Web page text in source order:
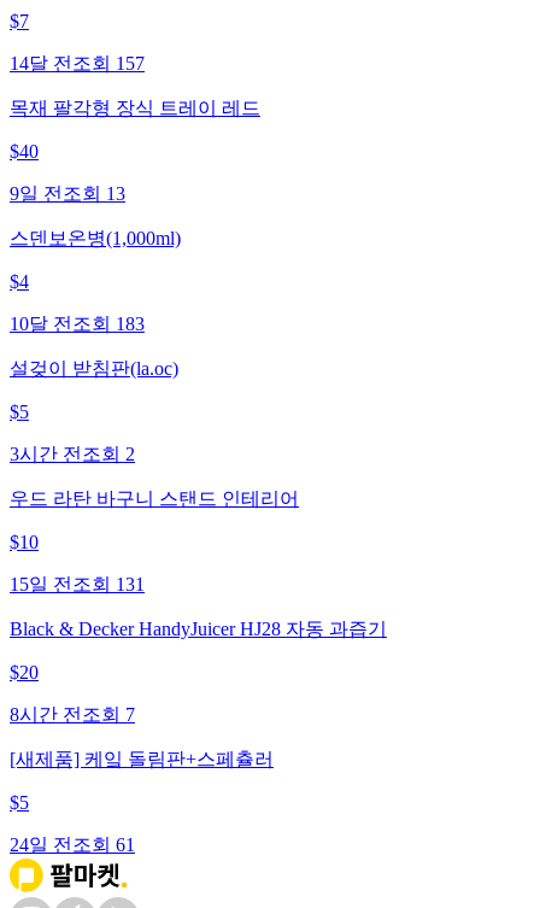
$7
14달 전 조회 157
목재 팔각형 장식 트레이 레드
$40
9일 전 조회 13
스덴보온병(1,000ml)
$4
10달 전 조회 183
설겆이 받침판(la.oc)
$5
3시간 전 조회 2
우드 라탄 바구니 스탠드 인테리어
$10
15일 전 조회 131
Black & Decker HandyJuicer HJ28 자동 과즙기
$20
8시간 전 조회 7
[새제품] 케잌 돌림판+스페츌러
$5
24일 전 조회 61